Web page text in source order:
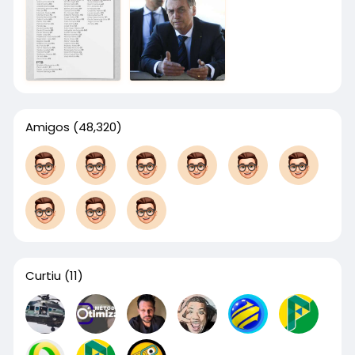
Amigos (48,320)
Curtiu (11)